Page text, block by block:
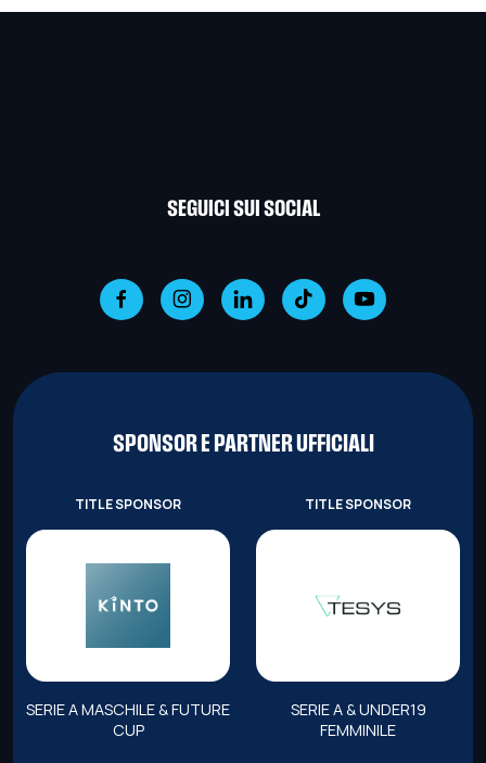
SEGUICI SUI SOCIAL
SPONSOR E PARTNER UFFICIALI
TITLE SPONSOR
SERIE A MASCHILE & FUTURE
CUP
TITLE SPONSOR
SERIE A & UNDER19
FEMMINILE